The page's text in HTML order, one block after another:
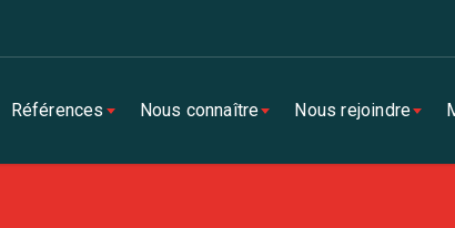
Références Nous connaître Nous rejoindre